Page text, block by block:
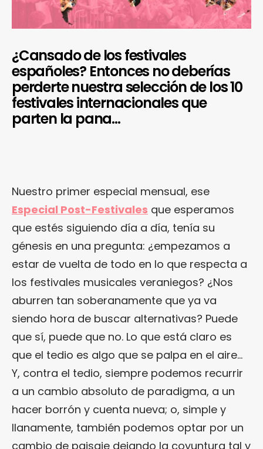
¿Cansado de los festivales
españoles? Entonces no deberías
perderte nuestra selección de los 10
festivales internacionales que
parten la pana…
Nuestro primer especial mensual, ese
Especial Post-Festivales que esperamos
que estés siguiendo día a día, tenía su
génesis en una pregunta: ¿empezamos a
estar de vuelta de todo en lo que respecta a
los festivales musicales veraniegos? ¿Nos
aburren tan soberanamente que ya va
siendo hora de buscar alternativas? Puede
que sí, puede que no. Lo que está claro es
que el tedio es algo que se palpa en el aire…
Y, contra el tedio, siempre podemos recurrir
a un cambio absoluto de paradigma, a un
hacer borrón y cuenta nueva; o, simple y
llanamente, también podemos optar por un
cambio de paisaje dejando la coyuntura tal y